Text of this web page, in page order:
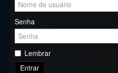
Comunidade
Notícias
Clubes Livres
Senha
Lembrar
Entrar